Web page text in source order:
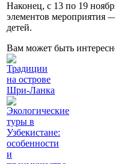
Наконец, с 13 по 19
элементов мероприятия
детей.
Вам может быть
Традиции
на острове
Шри-Ланка
Экологические
туры в
Узбекистане:
особенности
и